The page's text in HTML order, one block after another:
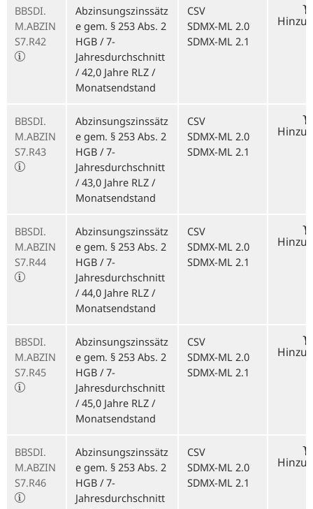
BBSDI.
M.ABZIN
S7.R42
Abzinsungszinssätz
e gem. § 253 Abs. 2
HGB / 7-
Jahresdurchschnitt
/ 42,0 Jahre RLZ /
Monatsendstand
CSV
SDMX-ML 2.0
SDMX-ML 2.1
BBSDI.
M.ABZIN
S7.R43
Abzinsungszinssätz
e gem. § 253 Abs. 2
HGB / 7-
Jahresdurchschnitt
/ 43,0 Jahre RLZ /
Monatsendstand
CSV
SDMX-ML 2.0
SDMX-ML 2.1
BBSDI.
M.ABZIN
S7.R44
Abzinsungszinssätz
e gem. § 253 Abs. 2
HGB / 7-
Jahresdurchschnitt
/ 44,0 Jahre RLZ /
Monatsendstand
CSV
SDMX-ML 2.0
SDMX-ML 2.1
BBSDI.
M.ABZIN
S7.R45
Abzinsungszinssätz
e gem. § 253 Abs. 2
HGB / 7-
Jahresdurchschnitt
/ 45,0 Jahre RLZ /
Monatsendstand
CSV
SDMX-ML 2.0
SDMX-ML 2.1
BBSDI.
M.ABZIN
S7.R46
Abzinsungszinssätz
e gem. § 253 Abs. 2
HGB / 7-
Jahresdurchschnitt
CSV
SDMX-ML 2.0
SDMX-ML 2.1